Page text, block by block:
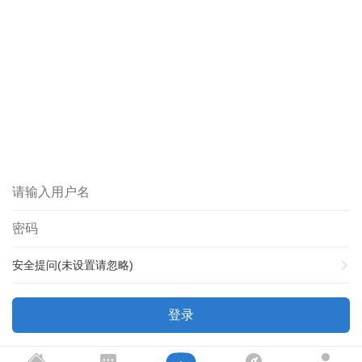
安全提问(未设置请忽略)
登录